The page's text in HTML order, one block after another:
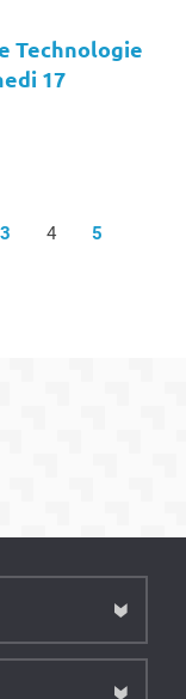
Technologie
17
3 4 5